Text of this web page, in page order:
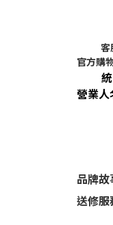
客
官方購
營業人
品牌故
送修服